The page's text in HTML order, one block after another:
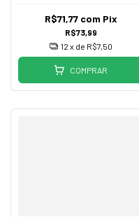
R$73,99
R$71,77 com Pix
12 x de R$7,50
COMPRAR